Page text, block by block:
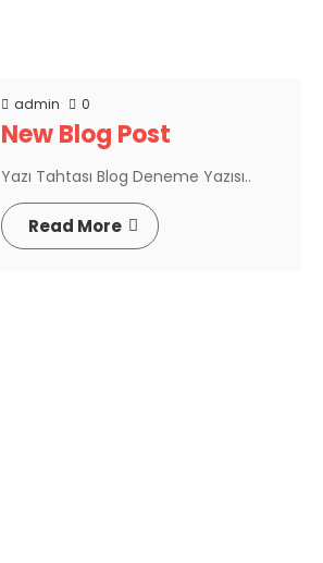
admin 0
New Blog Post
Yazı Tahtası Blog Deneme Yazısı..
Read More